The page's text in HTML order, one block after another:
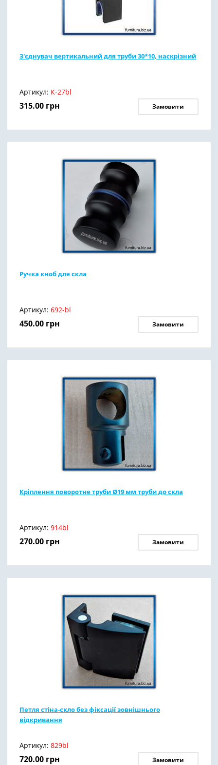
З'єднувач вертикальний для труби 30*10, наскрізний
Артикул: К-27bl
315.00 грн Замовити
Ручка кноб для скла
Артикул: 692-bl
450.00 грн Замовити
Кріплення поворотне труби Ø19 мм труби до скла
Артикул: 914bl
270.00 грн Замовити
Петля стіна-скло без фіксації зовнішнього
відкривання
Артикул: 829bl
720.00 грн Замовити